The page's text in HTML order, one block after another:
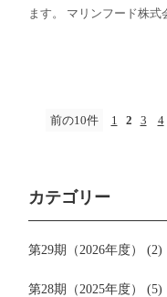
ます。 マリンフード株式
前の10件 1 2 3 4
カテゴリー
第29期（2026年度） (2)
第28期（2025年度） (5)